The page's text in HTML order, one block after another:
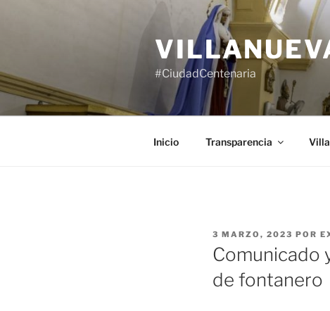
#CiudadCentenaria
Inicio Transparencia
PUBLICADO
EL
3 MARZO, 2023 POR
Comunicado
de fontanero